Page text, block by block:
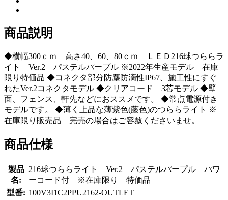
商品説明
◆横幅300ｃｍ 高さ40、60、80ｃｍ ＬＥＤ216球つららラ
イト Ver.2 パステルパープル ※2022年生産モデル 在庫
限り特価品 ◆コネクタ部分防塵防滴性IP67、施工性にすぐ
れたVer.2コネクタモデル ◆クリアコード 3芯モデル ◆壁
面、フェンス、軒先などにおススメです。 ◆常点電源付き
モデルです。 ◆薄く上品な薄紫色(藤色)のつららライト ※
在庫限り販売品 完売の場合はご容赦くださいませ。
商品仕様
製品
名:
216球つららライト Ver.2 パステルパープル パワ
ーコード付 ※在庫限り 特価品
型番: 100V3I1C2PPU2162-OUTLET